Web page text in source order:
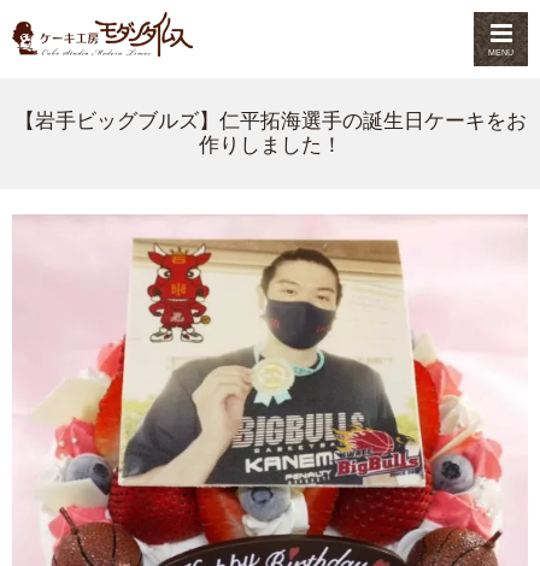
MENU
【岩手ビッグブルズ】仁平拓海選手の誕生日ケーキをお
作りしました！